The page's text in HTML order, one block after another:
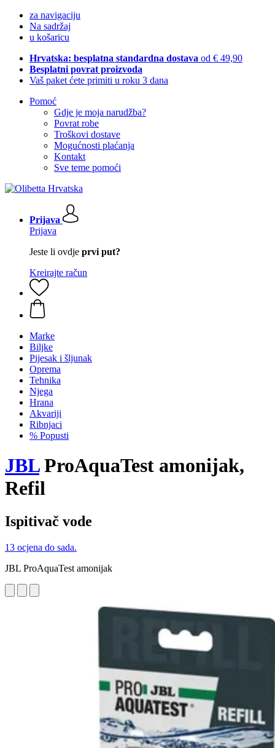
za navigaciju
Na sadržaj
u košaricu
Hrvatska: besplatna standardna dostava od € 49,90
Besplatni povrat proizvoda
Vaš paket ćete primiti u roku 3 dana
Pomoć
Gdje je moja narudžba?
Povrat robe
Troškovi dostave
Mogućnosti plaćanja
Kontakt
Sve teme pomoći
Prijava
Prijava
Jeste li ovdje prvi put?
Kreirajte račun
Marke
Biljke
Pijesak i šljunak
Oprema
Tehnika
Njega
Hrana
Akvariji
Ribnjaci
% Popusti
JBLProAquaTest amonijak,
Refil
Ispitivač vode
13 ocjena do sada.
JBL ProAquaTest amonijak